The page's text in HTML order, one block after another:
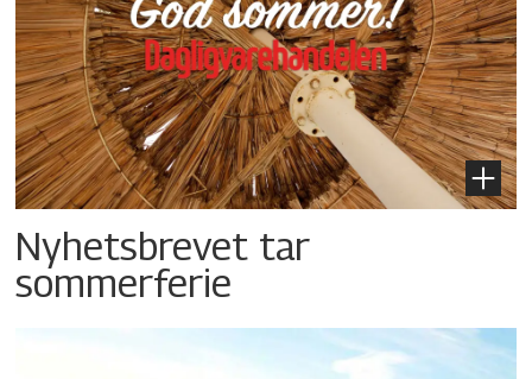
Nyhetsbrevet tar
sommerferie